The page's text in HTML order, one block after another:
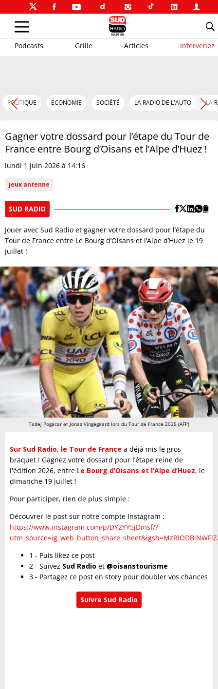
Podcasts Grille Articles Intervenez
POLITIQUE ECONOMIE SOCIÉTÉ LA RADIO DE L'AUTO LA
Gagner votre dossard pour l’étape du Tour de
France entre Bourg d’Oisans et l’Alpe d’Huez !
lundi 1 juin 2026 à 14:16
jeux antenne
SUD RADIO
Jouer avec Sud Radio et gagner votre dossard pour l’étape du
Tour de France entre Le Bourg d’Oisans et l’Alpe d’Huez le 19
juillet !
Tadej Pogacar et Jonas Vingegaard lors du Tour de France 2025 (AFP)
Sur Sud Radio, le Tour de France a déjà mis le gros
braquet ! Gagnez votre dossard pour l’étape reine de
l'édition 2026, entre L e Bourg d’Oisans et l’Alpe d’Huez, le
dimanche 19 juillet !
Pour participer, rien de plus simple :
Découvrer le post sur notre compte Instagram :
https://www.instagram.com/p/DY2YY5jDmsf/?
1 - Puis likez ce post
2 - Suivez Sud Radio et @oisanstourisme
3 - Partagez ce post en story pour doubler vos chances
Suivre Sud Radio